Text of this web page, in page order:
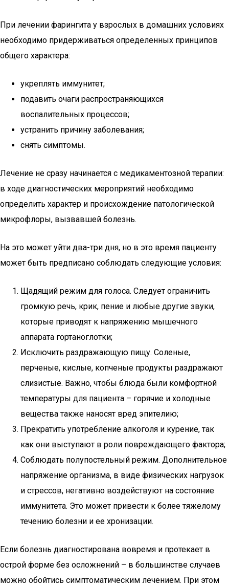
При лечении фарингита у взрослых в домашних условиях
необходимо придерживаться определенных принципов
общего характера:
укреплять иммунитет;
подавить очаги распространяющихся
воспалительных процессов;
устранить причину заболевания;
снять симптомы.
Лечение не сразу начинается с медикаментозной терапии:
в ходе диагностических мероприятий необходимо
определить характер и происхождение патологической
микрофлоры, вызвавшей болезнь.
На это может уйти два-три дня, но в это время пациенту
может быть предписано соблюдать следующие условия:
Щадящий режим для голоса. Следует ограничить
громкую речь, крик, пение и любые другие звуки,
которые приводят к напряжению мышечного
аппарата гортаноглотки;
Исключить раздражающую пищу. Соленые,
перченые, кислые, копченые продукты раздражают
слизистые. Важно, чтобы блюда были комфортной
температуры для пациента – горячие и холодные
вещества также наносят вред эпителию;
Прекратить употребление алкоголя и курение, так
как они выступают в роли повреждающего фактора;
Соблюдать полупостельный режим. Дополнительное
напряжение организма, в виде физических нагрузок
и стрессов, негативно воздействуют на состояние
иммунитета. Это может привести к более тяжелому
течению болезни и ее хронизации.
Если болезнь диагностирована вовремя и протекает в
острой форме без осложнений – в большинстве случаев
можно обойтись симптоматическим лечением. При этом